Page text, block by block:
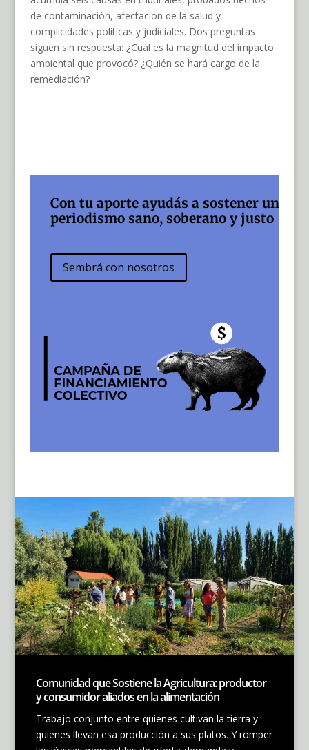
de contaminación, afectación de la salud y
complicidades políticas y judiciales. Dos preguntas
siguen sin respuesta: ¿Cuál es la magnitud del impacto
ambiental que provocó? ¿Quién se hará cargo de la
remediación?
Con tu aporte ayudás a sostener un
periodismo sano, soberano y justo
Sembrá con nosotros
Comunidad que Sostiene la Agricultura: productor
y consumidor aliados en la alimentación
Trabajo conjunto entre quienes cultivan la tierra y
quienes llevan esa producción a sus platos. Y romper